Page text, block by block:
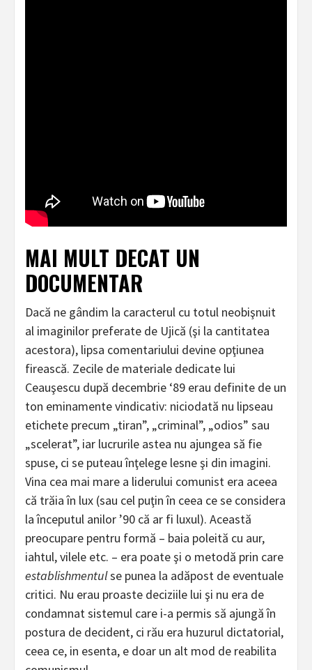
MAI MULT DECAT UN
DOCUMENTAR
Dacă ne gândim la caracterul cu totul neobişnuit
al imaginilor preferate de Ujică (şi la cantitatea
acestora), lipsa comentariului devine opţiunea
firească. Zecile de materiale dedicate lui
Ceauşescu după decembrie ‘89 erau definite de un
ton eminamente vindicativ: niciodată nu lipseau
etichete precum „tiran”, „criminal”, „odios” sau
„scelerat”, iar lucrurile astea nu ajungea să fie
spuse, ci se puteau înţelege lesne şi din imagini.
Vina cea mai mare a liderului comunist era aceea
că trăia în lux (sau cel puţin în ceea ce se considera
la începutul anilor ’90 că ar fi luxul). Această
preocupare pentru formă – baia poleită cu aur,
iahtul, vilele etc. – era poate şi o metodă prin care
establishmentulse punea la adăpost de eventuale
critici. Nu erau proaste deciziile lui şi nu era de
condamnat sistemul care i-a permis să ajungă în
postura de decident, ci rău era huzurul dictatorial,
ceea ce, in esenta, e doar un alt mod de reabilita